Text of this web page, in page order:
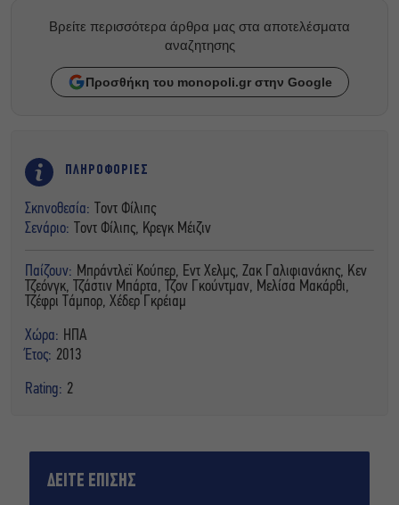
Βρείτε περισσότερα άρθρα μας στα αποτελέσματα
αναζητησης
Προσθήκη του monopoli.gr στην Google
ΠΛΗΡΟΦΟΡΙΕΣ
Σκηνοθεσία:
Τοντ Φίλιπς
Σενάριο:
Τοντ Φίλιπς, Κρεγκ Μέιζιν
Παίζουν: Μπράντλεϊ Κούπερ, Εντ Χελμς, Ζακ Γαλιφιανάκης, Κεν
Τζεόνγκ, Τζάστιν Μπάρτα, Τζον Γκούντμαν, Μελίσα Μακάρθι,
Τζέφρι Τάμπορ, Χέδερ Γκρέιαμ
Χώρα: ΗΠΑ
Έτος: 2013
Rating: 2
ΔΕΙΤΕ ΕΠΙΣΗΣ